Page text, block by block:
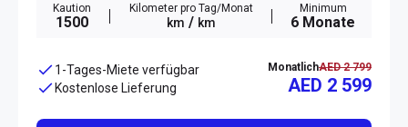
Kaution
1500
Kilometer pro Tag/Monat
km / km
Minimum
6 Monate
1-Tages-Miete verfügbar
Kostenlose Lieferung
MonatlichAED 2 799
AED 2 599